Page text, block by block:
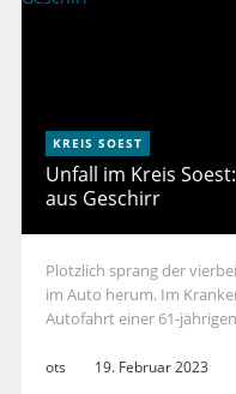
KREIS SOEST
Unfall im Kreis
aus Geschirr
Plötzlich sprang der
im Auto herum. Im
Autofahrt einer 61-
ots 19. Februar 2023